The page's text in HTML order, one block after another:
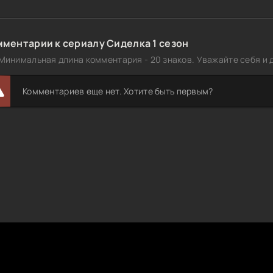
к сериалу Сиделка 1 сезон
длина комментария - 20 знаков. Уважайте себя и
Комментариев еще нет. Хотите быть первым?